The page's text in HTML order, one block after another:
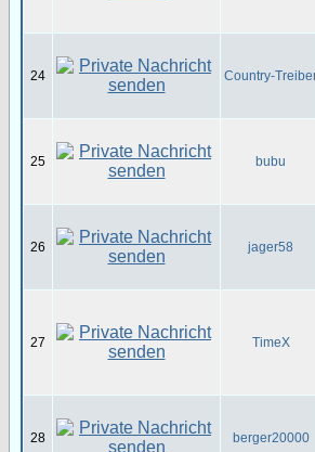
24 Country-
25 bubu
26 jager58
27 TimeX
28 berger20000